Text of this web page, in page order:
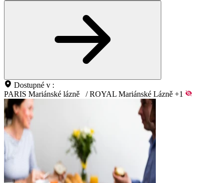
Dostupné v :
PARIS Mariánské lázně
/ ROYAL Mariánské Lázně +1